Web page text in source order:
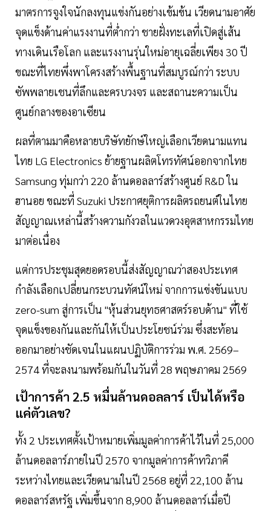
มาตรการจูงใจนักลงทุนแข่งกันอย่างเข้มข้น เวียดนามอาศัย
จุดแข็งด้านค่าแรงงานที่ต่ำกว่า ชายฝั่งทะเลที่เปิดสู่เส้น
ทางเดินเรือโลก และแรงงานรุ่นใหม่อายุเฉลี่ยเพียง 30 ปี
ขณะที่ไทยพึ่งพาโครงสร้างพื้นฐานที่สมบูรณ์กว่า ระบบ
ซัพพลายเชนที่ลึกและครบวงจร และสถานะความเป็น
ศูนย์กลางของอาเซียน
ผลที่ตามมาคือหลายบริษัทยักษ์ใหญ่เลือกเวียดนามแทน
ไทย LG Electronics ย้ายฐานผลิตโทรทัศน์ออกจากไทย
Samsung ทุ่มกว่า 220 ล้านดอลลาร์สร้างศูนย์ R&D ใน
ฮานอย ขณะที่ Suzuki ประกาศยุติการผลิตรถยนต์ในไทย
สัญญาณเหล่านี้สร้างความกังวลในแวดวงอุตสาหกรรมไทย
มาต่อเนื่อง
แต่การประชุมสุดยอดรอบนี้ส่งสัญญาณว่าสองประเทศ
กำลังเลือกเปลี่ยนกระบวนทัศน์ใหม่ จากการแข่งขันแบบ
zero-sum สู่การเป็น "หุ้นส่วนยุทธศาสตร์รอบด้าน" ที่ใช้
จุดแข็งของกันและกันให้เป็นประโยชน์ร่วม ซึ่งสะท้อน
ออกมาอย่างชัดเจนในแผนปฏิบัติการร่วม พ.ศ. 2569–
2574 ที่จะลงนามพร้อมกันในวันที่ 28 พฤษภาคม 2569
เป้าการค้า 2.5 หมื่นล้านดอลลาร์ เป็นได้หรือ
แค่ตัวเลข?
ทั้ง 2 ประเทศตั้งเป้าหมายเพิ่มมูลค่าการค้าไว้ในที่ 25,000
ล้านดอลลาร์ภายในปี 2570 จากมูลค่าการค้าทวิภาคี
ระหว่างไทยและเวียดนามในปี 2568 อยู่ที่ 22,100 ล้าน
ดอลลาร์สหรัฐ เพิ่มขึ้นจาก 8,900 ล้านดอลลาร์เมื่อปี